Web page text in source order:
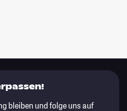
bleiben und folge uns auf